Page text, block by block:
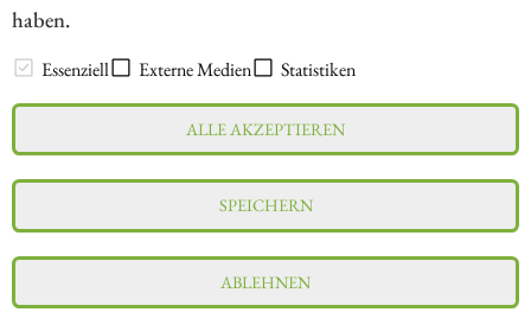
haben.
Essenziell Externe Medien Statistiken
ALLE AKZEPTIEREN
SPEICHERN
ABLEHNEN
LEXIKON
Impressum
Datenschutz
Interessenskonflikt & Risikohinweis
Nutzungsbedingungen